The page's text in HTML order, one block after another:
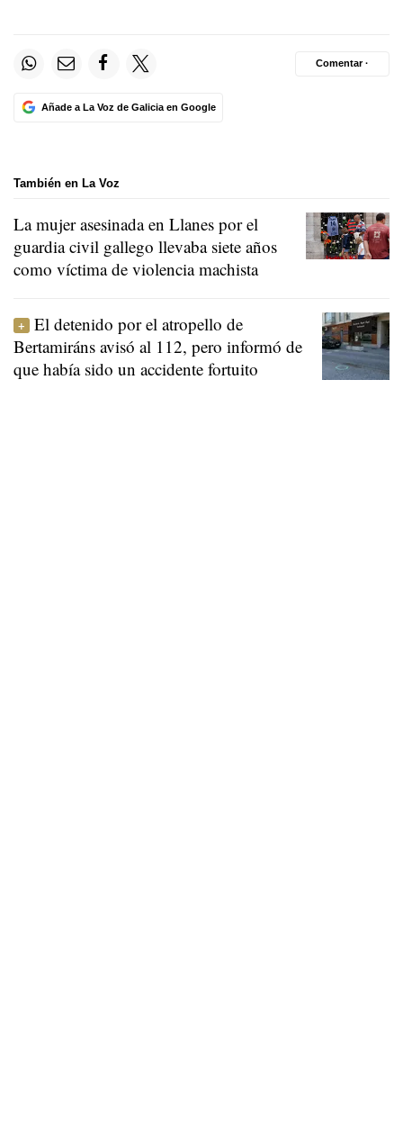
Añade a La Voz de Galicia en Google
Comentar ·
También en La Voz
La mujer asesinada en Llanes por el
guardia civil gallego llevaba siete años
como víctima de violencia machista
El detenido por el atropello de
Bertamiráns avisó al 112, pero informó de
que había sido un accidente fortuito